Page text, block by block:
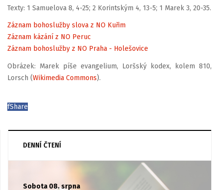
Texty: 1 Samuelova 8, 4-25; 2 Korintským 4, 13-5; 1 Marek 3, 20-35.
Záznam bohoslužby slova z NO Kuřim
Záznam kázání z NO Peruc
Záznam bohoslužby z NO Praha - Holešovice
Obrázek: Marek píše evangelium, Loršský kodex, kolem 810,
Lorsch (Wikimedia Commons).
fShare
DENNÍ ČTENÍ
Sobota 08. srpna